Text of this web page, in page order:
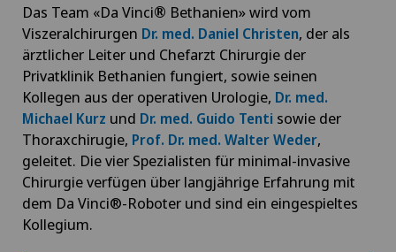
Das Team «Da Vinci® Bethanien» wird vom
Viszeralchirurgen Dr. med. Daniel Christen, der als
ärztlicher Leiter und Chefarzt Chirurgie der
Privatklinik Bethanien fungiert, sowie seinen
Kollegen aus der operativen Urologie, Dr. med.
Michael Kurz und Dr. med. Guido Tenti sowie der
Thoraxchirugie, Prof. Dr. med. Walter Weder,
geleitet. Die vier Spezialisten für minimal-invasive
Chirurgie verfügen über langjährige Erfahrung mit
dem Da Vinci®-Roboter und sind ein eingespieltes
Kollegium.